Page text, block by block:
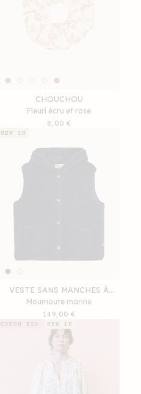
CHOUCHOU
Fleuri écru et rose
Prix
8,00 €
VESTE SANS MANCHES À
CAPUCHE
Moumoute marine
Prix
habituel
149,00 €
NEW IN
COTON BIO NEW IN